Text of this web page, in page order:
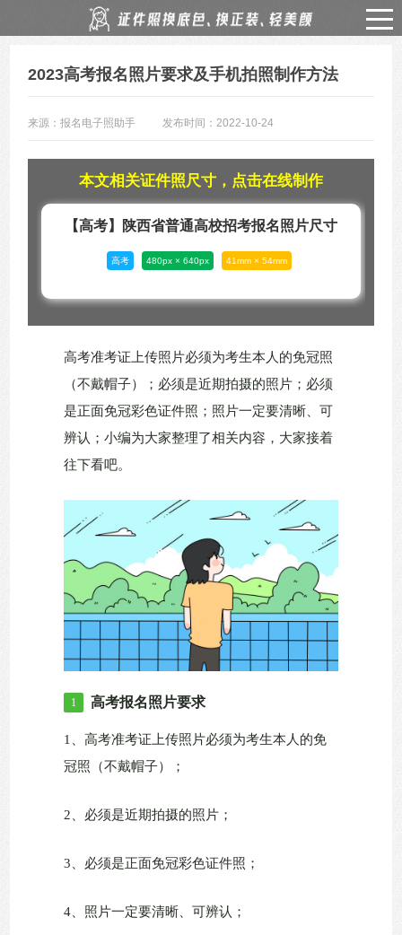
2023高考报名照片要求及手机拍照制作方法
来源：报名电子照助手 发布时间：2022-10-24
本文相关证件照尺寸，点击在线制作
【高考】陕西省普通高校招考报名照片尺寸
高考 480px × 640px 41mm × 54mm
高考准考证上传照片必须为考生本人的免冠照
（不戴帽子）；必须是近期拍摄的照片；必须
是正面免冠彩色证件照；照片一定要清晰、可
辨认；小编为大家整理了相关内容，大家接着
往下看吧。
1 高考报名照片要求
1、高考准考证上传照片必须为考生本人的免
冠照（不戴帽子）；
2、必须是近期拍摄的照片；
3、必须是正面免冠彩色证件照；
4、照片一定要清晰、可辨认；